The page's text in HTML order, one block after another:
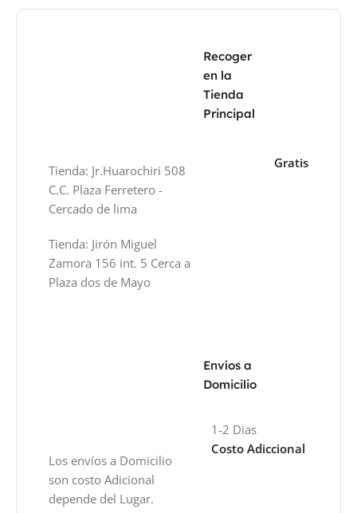
Recoger
en la
Tienda
Principal
Tienda: Jr.Huarochiri 508
C.C. Plaza Ferretero -
Cercado de lima
Tienda: Jirón Miguel
Zamora 156 int. 5 Cerca a
Plaza dos de Mayo
Gratis
Envíos a
Domicilio
Los envíos a Domicilio
son costo Adicional
depende del Lugar.
1-2 Dias
Costo Adiccional